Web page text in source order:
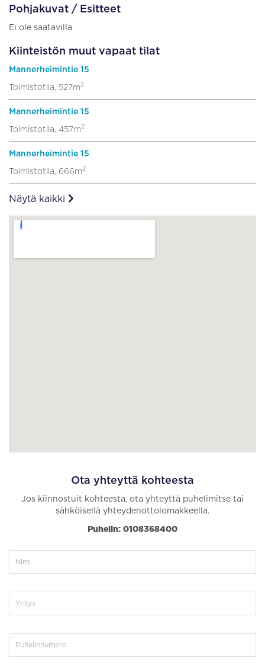
Pohjakuvat / Esitteet
Ei ole saatavilla
Kiinteistön muut vapaat tilat
Mannerheimintie 15
Toimistotila, 527m2
Mannerheimintie 15
Toimistotila, 457m2
Mannerheimintie 15
Toimistotila, 666m2
Näytä kaikki
Ota yhteyttä kohteesta
Jos kiinnostuit kohteesta, ota yhteyttä puhelimitse tai
sähköisellä yhteydenottolomakkeella.
Puhelin: 0108368400